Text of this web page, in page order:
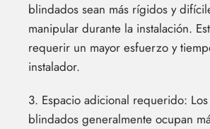
blindados sean más rígidos y
manipular durante la instalación.
requerir un mayor esfuerzo y
instalador.
3. Espacio adicional requerido:
blindados generalmente ocupan